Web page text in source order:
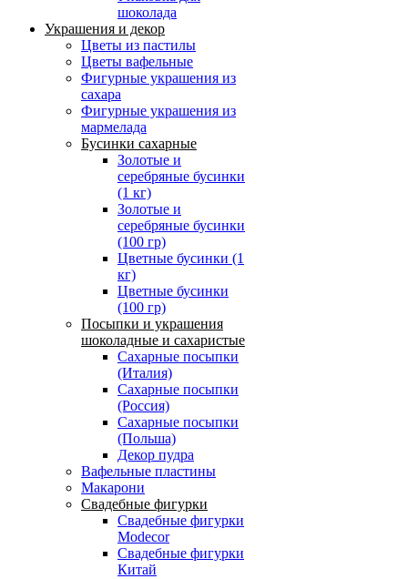
шоколада
Украшения и декор
Цветы из пастилы
Цветы вафельные
Фигурные украшения из
сахара
Фигурные украшения из
мармелада
Бусинки сахарные
Золотые и
серебряные бусинки
(1 кг)
Золотые и
серебряные бусинки
(100 гр)
Цветные бусинки (1
кг)
Цветные бусинки
(100 гр)
Посыпки и украшения
шоколадные и сахаристые
Сахарные посыпки
(Италия)
Сахарные посыпки
(Россия)
Сахарные посыпки
(Польша)
Декор пудра
Вафельные пластины
Макарони
Свадебные фигурки
Свадебные фигурки
Modecor
Свадебные фигурки
Китай